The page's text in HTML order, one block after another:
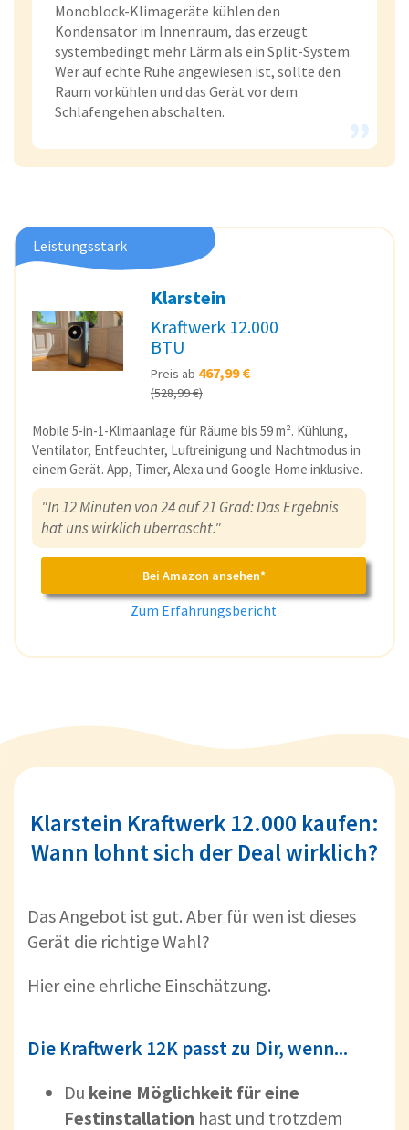
Monoblock-Klimageräte kühlen den
Kondensator im Innenraum, das erzeugt
systembedingt mehr Lärm als ein Split-System.
Wer auf echte Ruhe angewiesen ist, sollte den
Raum vorkühlen und das Gerät vor dem
Schlafengehen abschalten.
Leistungsstark
Klarstein
Kraftwerk 12.000
BTU
Preis ab 467,99 €
(528,99 €)
Mobile 5-in-1-Klimaanlage für Räume bis 59 m². Kühlung,
Ventilator, Entfeuchter, Luftreinigung und Nachtmodus in
einem Gerät. App, Timer, Alexa und Google Home inklusive.
"In 12 Minuten von 24 auf 21 Grad: Das Ergebnis
hat uns wirklich überrascht."
Bei Amazon ansehen*
Zum Erfahrungsbericht
Klarstein Kraftwerk 12.000 kaufen:
Wann lohnt sich der Deal wirklich?
Das Angebot ist gut. Aber für wen ist dieses
Gerät die richtige Wahl?
Hier eine ehrliche Einschätzung.
Die Kraftwerk 12K passt zu Dir, wenn...
Du keine Möglichkeit für eine
Festinstallation hast und trotzdem